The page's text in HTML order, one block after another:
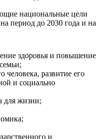
национальные цели
период до 2030 года и на
здоровья и повышение
человека, развитие его
и социально
для жизни;
и